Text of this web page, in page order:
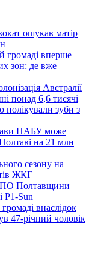
ошукав матір
громаді вперше
зон: де вже
Австралії
понад 6,6 тисячі
полікували зуби з
НАБУ може
на 21 млн
сезону на
ЖКГ
Полтавщини
P1-Sun
внаслідок
47-річний чоловік